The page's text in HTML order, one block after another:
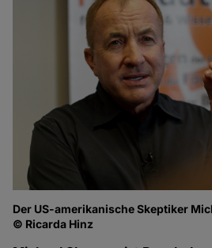
Der US-amerikanische Skeptiker
© Ricarda Hinz